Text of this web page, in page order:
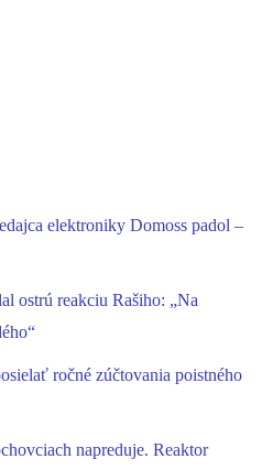
elektroniky Domoss padol –
ostrú reakciu Rašiho: „Na
ročné zúčtovania poistného
napreduje. Reaktor